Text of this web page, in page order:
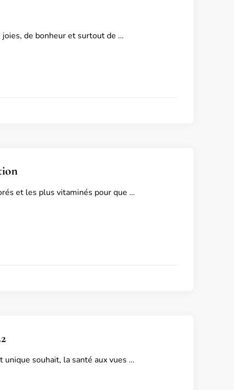
de bonheur et surtout de …
et les plus vitaminés pour que …
souhait, la santé aux vues …